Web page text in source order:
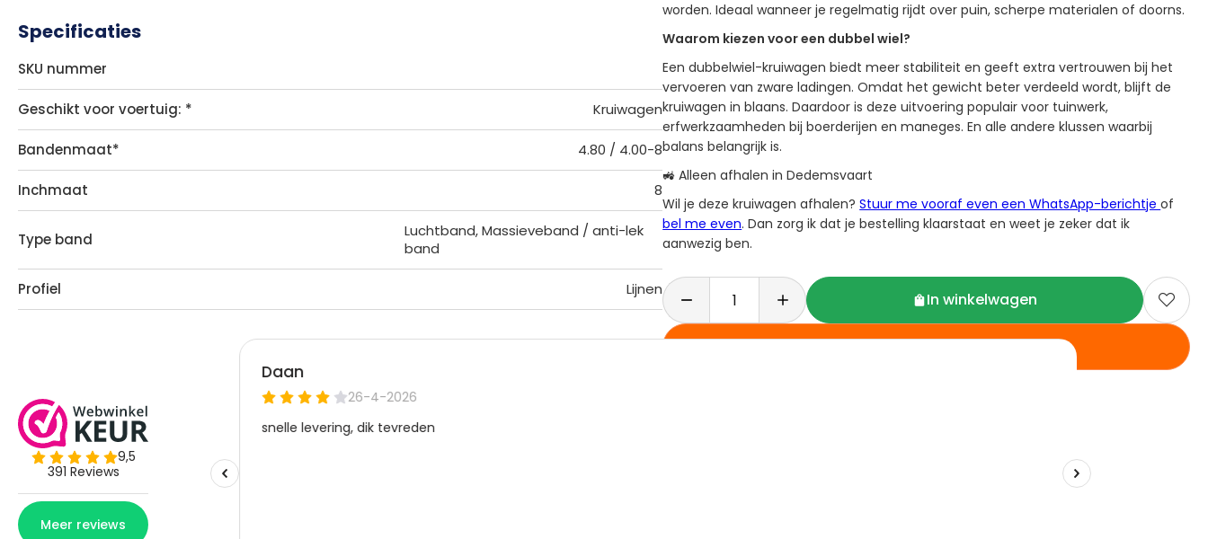
Specificaties
SKU nummer
Geschikt voor voertuig: * Kruiwagen
Bandenmaat* 4.80 / 4.00-8
Inchmaat 8
Type band
Luchtband, Massieveband / anti-lek
band
Profiel Lijnen
worden. Ideaal wanneer je regelmatig rijdt over puin, scherpe materialen of doorns.
Waarom kiezen voor een dubbel wiel?
Een dubbelwiel-kruiwagen biedt meer stabiliteit en geeft extra vertrouwen bij het
vervoeren van zware ladingen. Omdat het gewicht beter verdeeld wordt, blijft de
kruiwagen in blaans. Daardoor is deze uitvoering populair voor tuinwerk,
erfwerkzaamheden bij boerderijen en maneges. En alle andere klussen waarbij
balans belangrijk is.
🚜 Alleen afhalen in Dedemsvaart
Wil je deze kruiwagen afhalen?Stuur me vooraf even een WhatsApp-berichtjeof
bel me even. Dan zorg ik dat je bestelling klaarstaat en weet je zeker dat ik
aanwezig ben.
In winkelwagen 
Direct afrekenen